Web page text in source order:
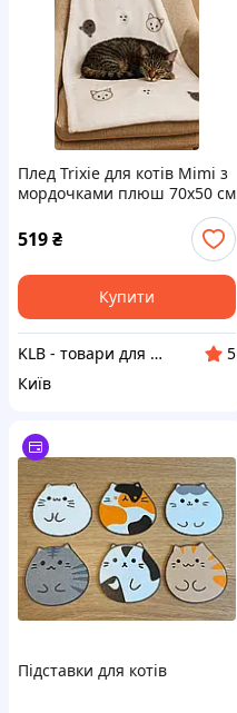
Плед Trixie для котів Mimi з
мордочками плюш 70х50 см
519₴
Купити
KLB - товари для дому, дітей та тварин
5
Київ
Підставки для котів